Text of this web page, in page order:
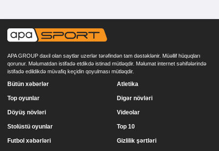
APA GROUP daxil olan saytlar uzerlər tərəfindən tam dəstəklənir. Müəllif hüquqları
qorunur. Məlumatdan istifadə etdikdə istinad mütləqdir. Məlumat internet səhifələrində
istifadə edildikdə müvafiq keçidin qoyulması mütləqdir.
Bütün xəbərlər
Top oyunlar
Döyüş növləri
Stolüstü oyunlar
Atletika
Digər növləri
Videolar
Top 10
Futbol xəbərləri Gizlilik şərtləri